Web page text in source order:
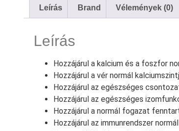
Leírás Brand Vélemények (0)
Leírás
Hozzájárul a kalcium és a foszfor
Hozzájárul a vér normál
Hozzájárul az egészséges
Hozzájárul az egészséges
Hozzájárul a normál fogazat
Hozzájárul az immunrendszer